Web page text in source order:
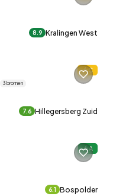
8.9 Kralingen West
C
3 bronnen
7.6 Hillegersberg Zuid
A
6.1 Bospolder